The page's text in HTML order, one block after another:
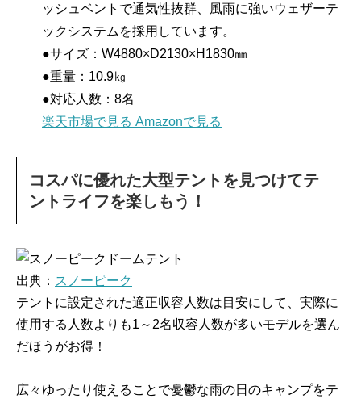
ッシュベントで通気性抜群、風雨に強いウェザーテ
ックシステムを採用しています。
●サイズ：W4880×D2130×H1830㎜
●重量：10.9㎏
●対応人数：8名
楽天市場で見る Amazonで見る
コスパに優れた大型テントを見つけてテ
ントライフを楽しもう！
出典： スノーピーク
テントに設定された適正収容人数は目安にして、実際に
使用する人数よりも1～2名収容人数が多いモデルを選ん
だほうがお得！
広々ゆったり使えることで憂鬱な雨の日のキャンプをテ